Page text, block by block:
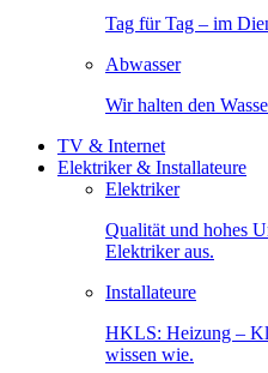
Tag für Tag – im
Abwasser
Wir halten den
TV & Internet
Elektriker & Installateure
Elektriker
Qualität und hohes
Elektriker aus.
Installateure
HKLS: Heizung –
wissen wie.